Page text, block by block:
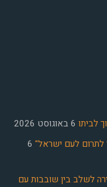
לביתו 6 באוגוסט 2026
לתרום לעם ישראל" 6
לשלב בין שובבות עם